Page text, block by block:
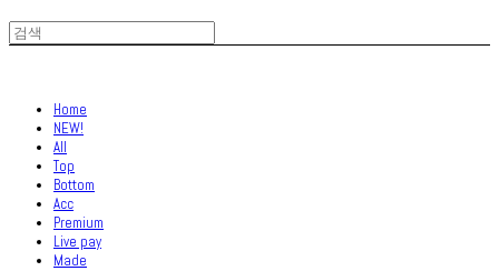
Home
NEW!
All
Top
Bottom
Acc
Premium
Live pay
Made